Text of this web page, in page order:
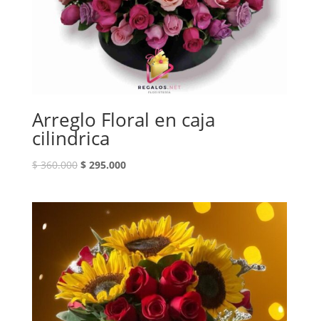
Arreglo Floral en caja
cilindrica
$360.000 El
$ 360.000.
$295.000El
$ 295.000.